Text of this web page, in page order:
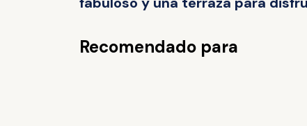
Recomendado para